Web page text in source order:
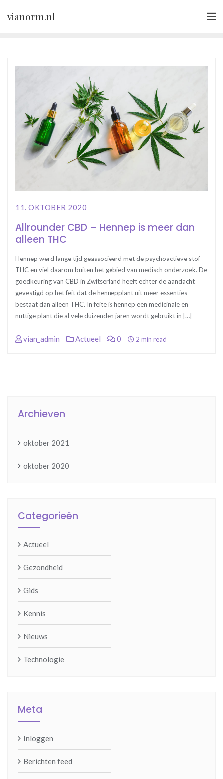
vianorm.nl
11. OKTOBER 2020
Allrounder CBD – Hennep is meer dan
alleen THC
Hennep werd lange tijd geassocieerd met de psychoactieve stof
THC en viel daarom buiten het gebied van medisch onderzoek. De
goedkeuring van CBD in Zwitserland heeft echter de aandacht
gevestigd op het feit dat de hennepplant uit meer essenties
bestaat dan alleen THC. In feite is hennep een medicinale en
nuttige plant die al vele duizenden jaren wordt gebruikt in […]
vian_admin Actueel 0 2 min read
Archieven
oktober 2021
oktober 2020
Categorieën
Actueel
Gezondheid
Gids
Kennis
Nieuws
Technologie
Meta
Inloggen
Berichten feed